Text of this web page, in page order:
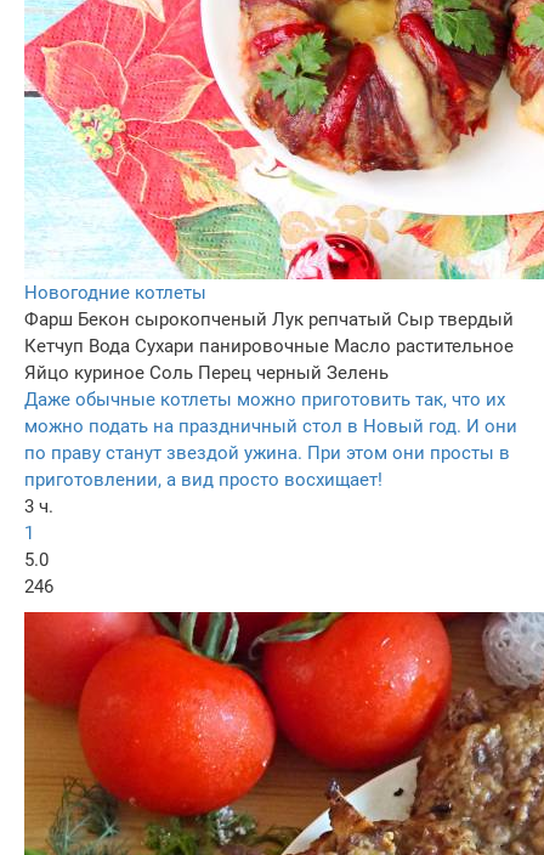
Новогодние котлеты
Фарш Бекон сырокопченый Лук репчатый Сыр твердый
Кетчуп Вода Сухари панировочные Масло растительное
Яйцо куриное Соль Перец черный Зелень
Даже обычные котлеты можно приготовить так, что их
можно подать на праздничный стол в Новый год. И они
по праву станут звездой ужина. При этом они просты в
приготовлении, а вид просто восхищает!
3 ч.
1
5.0
246